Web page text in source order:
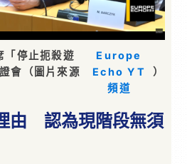
「停止扼殺遊
會（圖片來源
Europe
Echo YT
頻道
）
由 認為現階段無須